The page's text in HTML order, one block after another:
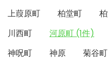
上葭原町
柏堂町
川西町
河原町 (1件)
神呪町
神原 菊谷町